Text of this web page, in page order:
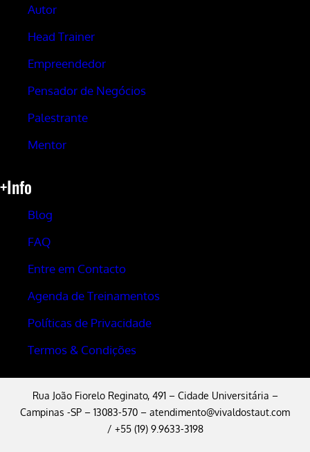
Autor
Head Trainer
Empreendedor
Pensador de Negócios
Palestrante
Mentor
+Info
Blog
FAQ
Entre em Contacto
Agenda de Treinamentos
Políticas de Privacidade
Termos & Condições
Rua João Fiorelo Reginato, 491 – Cidade Universitária –
Campinas -SP – 13083-570 – atendimento@vivaldostaut.com
/ +55 (19) 9.9633-3198